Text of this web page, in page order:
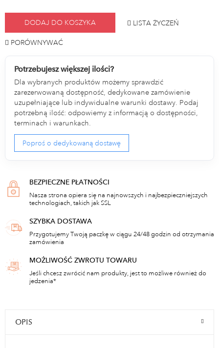
DODAJ DO KOSZYKA LISTA ŻYCZEŃ
PORÓWNYWAĆ
Potrzebujesz większej ilości?
Dla wybranych produktów możemy sprawdzić
zarezerwowaną dostępność, dedykowane zamówienie
uzupełniające lub indywidualne warunki dostawy. Podaj
potrzebną ilość: odpowiemy z informacją o dostępności,
terminach i warunkach.
Poproś o dedykowaną dostawę
BEZPIECZNE PŁATNOŚCI
Nasza strona opiera się na najnowszych i najbezpieczniejszych
technologiach, takich jak SSL
SZYBKA DOSTAWA
Przygotujemy Twoją paczkę w ciągu 24/48 godzin od otrzymania
zamówienia
MOŻLIWOŚĆ ZWROTU TOWARU
Jeśli chcesz zwrócić nam produkty, jest to możliwe również do
jedzenia*
OPIS